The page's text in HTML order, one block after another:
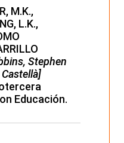
M.K.,
L.K.,
Stephen
Educación.